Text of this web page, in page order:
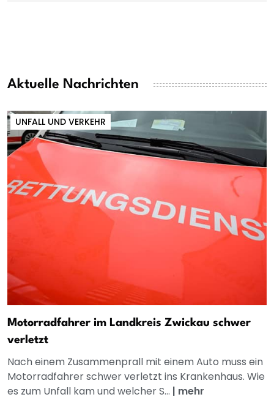
Aktuelle Nachrichten
UNFALL UND VERKEHR
Motorradfahrer im Landkreis Zwickau schwer
verletzt
Nach einem Zusammenprall mit einem Auto muss ein
Motorradfahrer schwer verletzt ins Krankenhaus. Wie
es zum Unfall kam und welcher S... | mehr